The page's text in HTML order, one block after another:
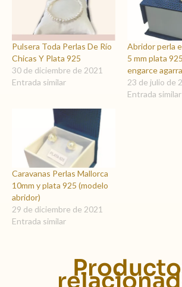
Pulsera Toda Perlas De Río
Chicas Y Plata 925
30 de diciembre de 2021
Entrada similar
Abridor perla
5 mm plata
engarce
23 de julio de
Entrada similar
Caravanas Perlas Mallorca
10mm y plata 925 (modelo
abridor)
29 de diciembre de 2021
Entrada similar